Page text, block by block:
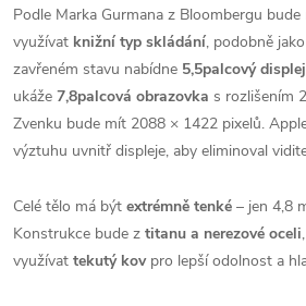
Podle Marka Gurmana z Bloombergu
využívat knižní typ skládání, podobně
zavřeném stavu nabídne 5,5palcový displej
ukáže 7,8palcová obrazovka s rozlišením
Zvenku bude mít 2088 × 1422 pixelů.
výztuhu uvnitř displeje, aby eliminoval
Celé tělo má být extrémně tenké – jen 4,8
Konstrukce bude z titanu a nerezové oceli
využívat tekutý kovpro lepší odolnost a